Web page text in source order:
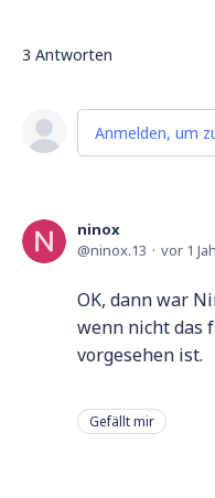
3 Antworten
Anmelden, um
ninox
ninox.13
vor 1
OK, dann war
wenn nicht das
vorgesehen ist.
Gefällt mir